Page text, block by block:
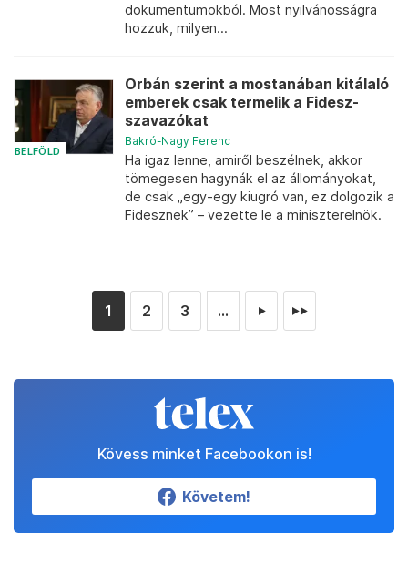
dokumentumokból. Most nyilvánosságra
hozzuk, milyen...
BELFÖLD
Orbán szerint a mostanában kitálaló
emberek csak termelik a Fidesz-
szavazókat
Bakró-Nagy Ferenc
Ha igaz lenne, amiről beszélnek, akkor
tömegesen hagynák el az állományokat,
de csak „egy-egy kiugró van, ez dolgozik a
Fidesznek” – vezette le a miniszterelnök.
1 2 3 ... ► ►►
Kövess minket Facebookon is!
Követem!